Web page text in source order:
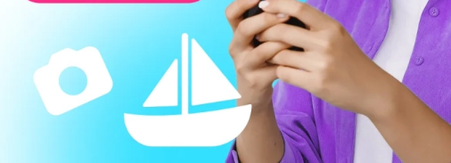
количества выстрелов